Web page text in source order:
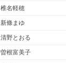
椎名軽穂
新條まゆ
清野とおる
曽根富美子